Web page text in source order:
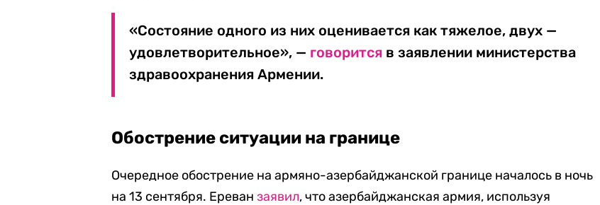
«Состояние одного из них оценивается как тяжелое, двух —
удовлетворительное», — говорится в заявлении министерства
здравоохранения Армении.
Обострение ситуации на границе
Очередное обострение на армяно-азербайджанской границе началось в ночь
на 13 сентября. Ереванзаявил, что азербайджанская армия, используя